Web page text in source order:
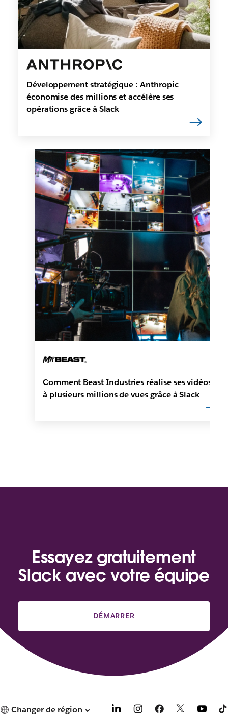
Développement stratégique : Anthropic
économise des millions et accélère ses
opérations grâce à Slack
Comment Beast Industries réalise ses vidéos
à plusieurs millions de vues grâce à Slack
Essayez gratuitement
Slack avec votre équipe
DÉMARRER
Changer de région